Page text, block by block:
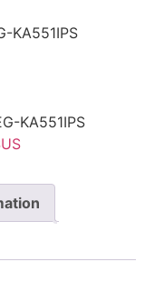
KA551IPS
KA551IPS